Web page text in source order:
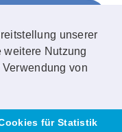
unserer
weitere Nutzung
von
für Statistik